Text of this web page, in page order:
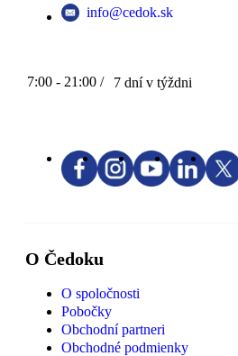
info@cedok.sk
7:00 - 21:00 / 7 dní v týždni
O Čedoku
O spoločnosti
Pobočky
Obchodní partneri
Obchodné podmienky